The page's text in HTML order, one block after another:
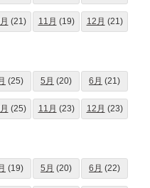
(21) 11月 (19) 12月 (21)
(25) 5月 (20) 6月 (21)
(25) 11月 (23) 12月 (23)
(19) 5月 (20) 6月 (22)